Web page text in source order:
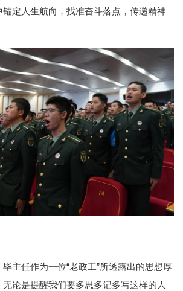
定人生航向，找准奋斗落点，传递精神
主任作为一位“老政工”所透露出的思想厚
论是提醒我们要多思多记多写这样的人